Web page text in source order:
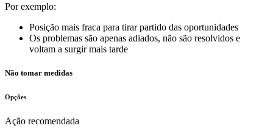
Por exemplo:
Posição mais fraca para tirar partido das oportunidades
Os problemas são apenas adiados, não são resolvidos e
voltam a surgir mais tarde
Não tomar medidas
Opções
Ação recomendada